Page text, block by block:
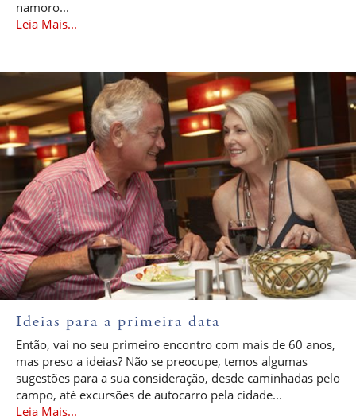
namoro...
Leia Mais...
Ideias para a primeira data
Então, vai no seu primeiro encontro com mais de 60 anos,
mas preso a ideias? Não se preocupe, temos algumas
sugestões para a sua consideração, desde caminhadas pelo
campo, até excursões de autocarro pela cidade...
Leia Mais...